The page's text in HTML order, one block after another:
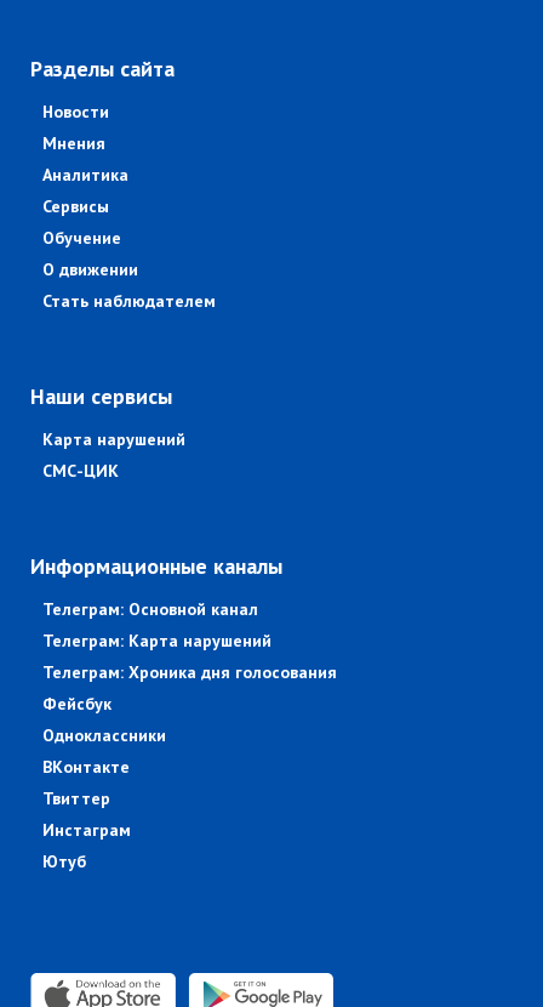
Разделы сайта
Новости
Мнения
Аналитика
Сервисы
Обучение
О движении
Стать наблюдателем
Наши сервисы
Карта нарушений
СМС-ЦИК
Информационные каналы
Телеграм: Основной канал
Телеграм: Карта нарушений
Телеграм: Хроника дня голосования
Фейсбук
Одноклассники
ВКонтакте
Твиттер
Инстаграм
Ютуб